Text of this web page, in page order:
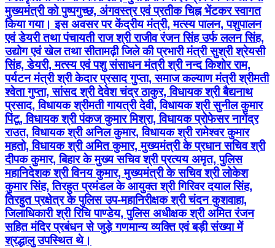
मुख्यमंत्री को पुष्पगुच्छ, अंगवस्त्र एवं प्रतीक चिह्न भेंटकर स्वागत
किया गया। इस अवसर पर केंद्रीय मंत्री, मत्स्य पालन, पशुपालन
एवं डेयरी तथा पंचायती राज श्री राजीव रंजन सिंह उर्फ ललन सिंह,
उद्योग एवं खेल तथा सीतामढ़ी जिले की प्रभारी मंत्री सुश्री श्रेयसी
सिंह, डेयरी, मत्स्य एवं पशु संसाधन मंत्री श्री नन्द किशोर राम,
पर्यटन मंत्री श्री केदार प्रसाद गुप्ता, समाज कल्याण मंत्री श्रीमती
श्वेता गुप्ता, सांसद श्री देवेश चंद्र ठाकुर, विधायक श्री बैद्यनाथ
प्रसाद, विधायक श्रीमती गायत्री देवी, विधायक श्री सुनील कुमार
पिंटू, विधायक श्री पंकज कुमार मिश्रा, विधायक प्रोफेसर नागेंद्र
राउत, विधायक श्री अनिल कुमार, विधायक श्री रामेश्वर कुमार
महतो, विधायक श्री अमित कुमार, मुख्यमंत्री के प्रधान सचिव श्री
दीपक कुमार, बिहार के मुख्य सचिव श्री प्रत्यय अमृत, पुलिस
महानिदेशक श्री विनय कुमार, मुख्यमंत्री के सचिव श्री लोकेश
कुमार सिंह, तिरहुत प्रमंडल के आयुक्त श्री गिरिवर दयाल सिंह,
तिरहुत प्रक्षेत्र के पुलिस उप-महानिरीक्षक श्री चंदन कुशवाहा,
जिलाधिकारी श्री रिचि पाण्डेय, पुलिस अधीक्षक श्री अमित रंजन
सहित मंदिर प्रबंधन से जुड़े गणमान्य व्यक्ति एवं बड़ी संख्या में
श्रद्धालु उपस्थित थे।